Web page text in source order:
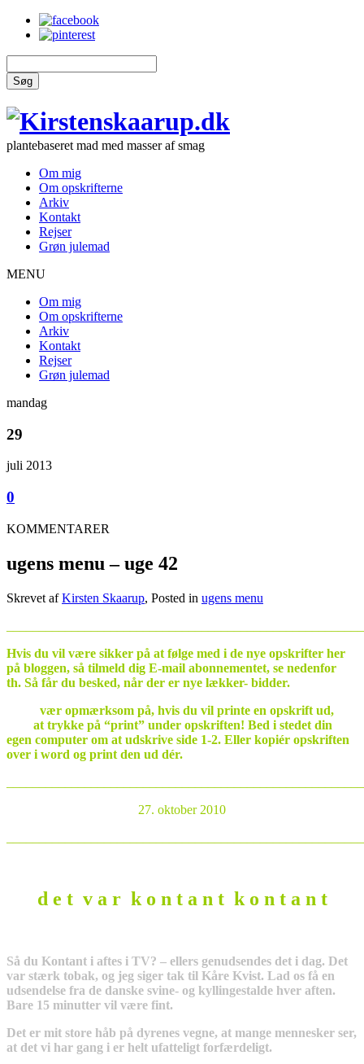
Søg
plantebaseret mad med masser af smag
Om mig
Om opskrifterne
Arkiv
Kontakt
Rejser
Grøn julemad
MENU
Om mig
Om opskrifterne
Arkiv
Kontakt
Rejser
Grøn julemad
mandag
29
juli 2013
0
KOMMENTARER
ugens menu – uge 42
Skrevet afKirsten Skaarup, Posted in ugens menu
Hvis du vil være sikker på at følge med i de nye opskrifter her
på bloggen, så tilmeld dig E-mail abonnementet, se nedenfor
th. Så får du besked, når der er nye lækker- bidder.
vær opmærksom på, hvis du vil printe en opskrift ud,
at trykke på “print” under opskriften! Bed i stedet din
egen computer om at udskrive side 1-2. Eller kopiér opskriften
over i word og print den ud dér.
27. oktober 2010
d e t v a r k o n t a n t k o n t a n t
Så du Kontant i aftes i TV? – ellers genudsendes det i dag. Det
var stærk tobak, og jeg siger tak til Kåre Kvist. Lad os få en
udsendelse fra de danske svine- og kyllingestalde hver aften.
Bare 15 minutter vil være fint.
Det er mit store håb på dyrenes vegne, at mange mennesker ser,
at det vi har gang i er helt ufatteligt forfærdeligt.